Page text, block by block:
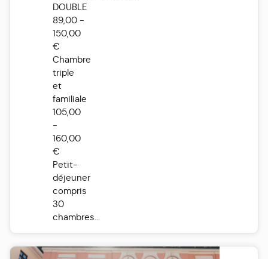
DOUBLE
89,00 -
150,00
€
Chambre
triple
et
familiale
105,00
-
160,00
€
Petit-
déjeuner
compris
30
chambres...